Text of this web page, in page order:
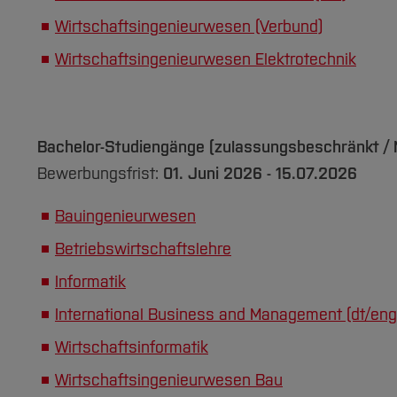
Wirtschaftsingenieurwesen (Verbund)
Wirtschaftsingenieurwesen Elektrotechnik
Bachelor-Studiengänge (zulassungsbeschränkt /
Bewerbungsfrist: 01. Juni 2026 - 15.07.2026
Bauingenieurwesen
Betriebswirtschaftslehre
Informatik
International Business and Management (dt/
Wirtschaftsinformatik
Wirtschaftsingenieurwesen Bau